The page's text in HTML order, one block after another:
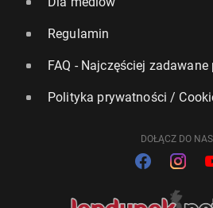
Regulamin
FAQ - Najczęściej zadawane
Polityka prywatności /
DOŁĄCZ DO